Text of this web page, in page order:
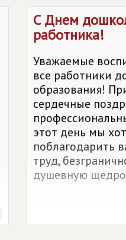
приносит вам
вдохновение!
С Днем
работника!
Уважаемые
все работники
образования!
сердечные
этот день мы
поблагодарить
труд,
душевную